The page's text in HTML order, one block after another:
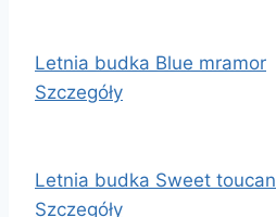
Letnia budka Blue mramor
Szczegóły
Letnia budka Sweet toucan
Szczegóły